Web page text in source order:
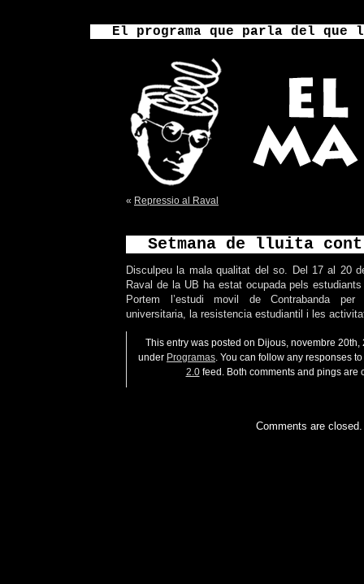
El programa que parla del
« Repressio al Raval
Setmana de lluita
Disculpeu la mala qualitat del so. Del 17 al 20
Raval de la UB ha estat ocupada pels
Portem l’estudi movil de Contrabanda
universitaria, la resistencia estudiantil i les
This entry was posted on Dijous, novembre
under Programas. You can follow any responses
2.0feed. Both comments and pings are
Comments are closed.